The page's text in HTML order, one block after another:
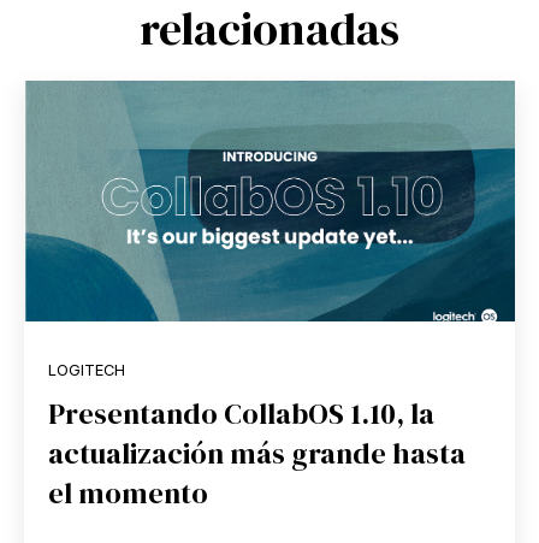
relacionadas
LOGITECH
Presentando CollabOS 1.10, la
actualización más grande hasta
el momento